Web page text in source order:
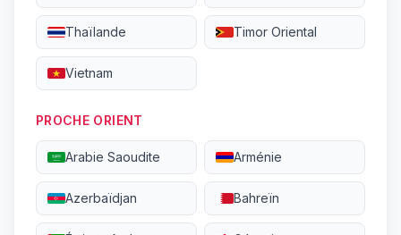
Thaïlande Timor Oriental
Vietnam
PROCHE ORIENT
Arabie Saoudite Arménie
Azerbaïdjan Bahreïn